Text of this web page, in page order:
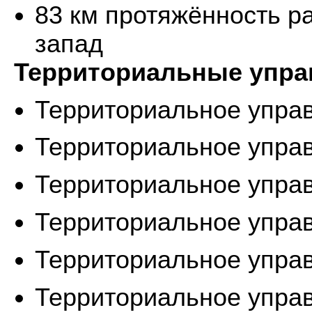
83 км протяжённость
запад
Территориальные
Территориальное
Территориальное
Территориальное
Территориальное
Территориальное
Территориальное